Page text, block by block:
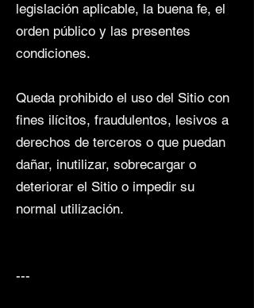
legislación aplicable, la buena fe, el
orden público y las presentes
condiciones.
Queda prohibido el uso del Sitio con
fines ilícitos, fraudulentos, lesivos a
derechos de terceros o que puedan
dañar, inutilizar, sobrecargar o
deteriorar el Sitio o impedir su
normal utilización.
---